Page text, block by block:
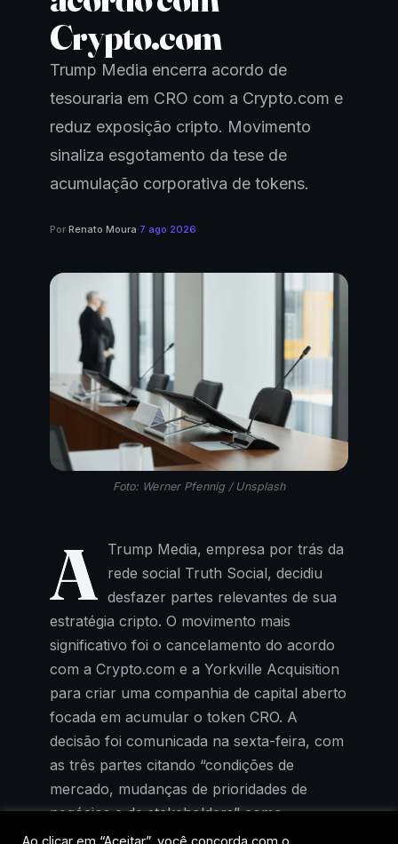
Crypto.com
Trump Media encerra acordo de
tesouraria em CRO com a Crypto.com e
reduz exposição cripto. Movimento
sinaliza esgotamento da tese de
acumulação corporativa de tokens.
Por Renato Moura·7 ago 2026
Foto: Werner Pfennig / Unsplash
A Trump Media, empresa por trás da
rede social Truth Social, decidiu
desfazer partes relevantes de sua
estratégia cripto. O movimento mais
significativo foi o cancelamento do acordo
com a Crypto.com e a Yorkville Acquisition
para criar uma companhia de capital aberto
focada em acumular o token CRO. A
decisão foi comunicada na sexta-feira, com
as três partes citando “condições de
mercado, mudanças de prioridades de
negócios e de stakeholders” como
justificativa.